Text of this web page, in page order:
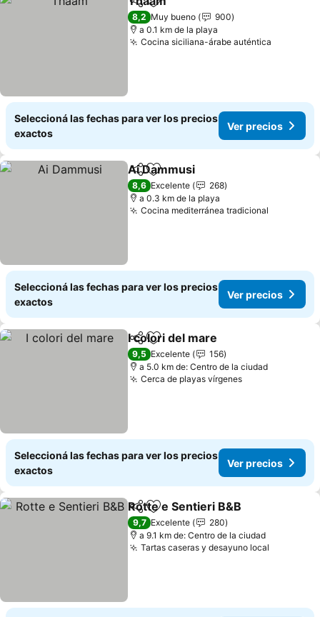
CompartirAñadir a favoritos
8,2 Muy bueno
900
a 0.1 km de la playa
Cocina siciliana-árabe auténtica
Seleccioná las fechas para ver los precios
exactos
Ver precios
CompartirAñadir a favoritos
Ai Dammusi
8,6 Excelente
268
a 0.3 km de la playa
Cocina mediterránea tradicional
Seleccioná las fechas para ver los precios
exactos
Ver precios
CompartirAñadir a favoritos
I colori del mare
9,5 Excelente
156
a 5.0 km de: Centro de la ciudad
Cerca de playas vírgenes
Seleccioná las fechas para ver los precios
exactos
Ver precios
CompartirAñadir a favoritos
Rotte e Sentieri B&B
9,7 Excelente
280
a 9.1 km de: Centro de la ciudad
Tartas caseras y desayuno local